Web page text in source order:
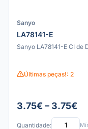
Sanyo
LA78141-E
Sanyo LA78141-E CI
Últimas peças!: 2
3.75€ – 3.75€
Quantidade: